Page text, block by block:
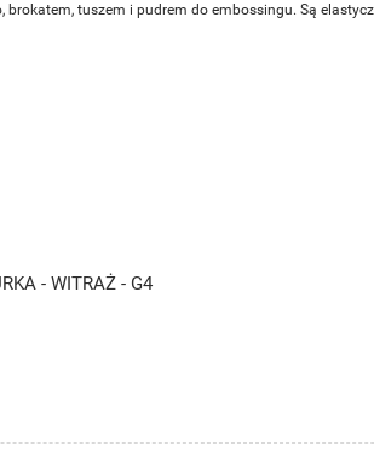
tuszem i pudrem do embossingu. Są
- WITRAŻ - G4